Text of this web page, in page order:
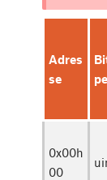
Adres
se
pe
0x00h
00